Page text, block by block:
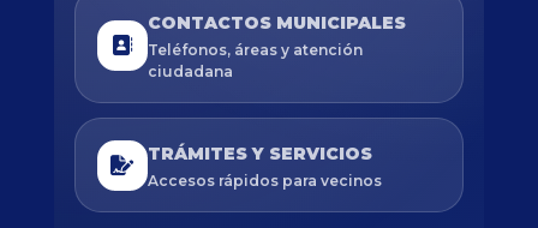
CONTACTOS MUNICIPALES
Teléfonos, áreas y atención
ciudadana
TRÁMITES Y SERVICIOS
Accesos rápidos para vecinos